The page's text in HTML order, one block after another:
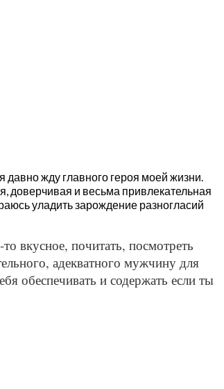
жду главного героя моей жизни.
доверчивая и весьма привлекательная
уладить зарождение разногласий
вкусное, почитать, посмотреть
адекватного мужчину для
обеспечивать и содержать если ты